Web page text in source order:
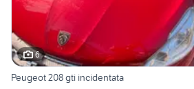
6
Peugeot 208 gti incidentata